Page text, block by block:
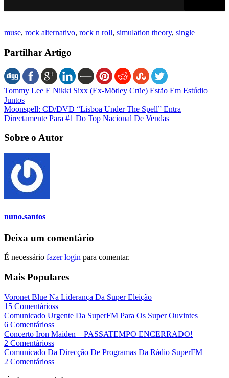
|
muse, rock alternativo, rock n roll, simulation theory, single
Partilhar Artigo
Tommy Lee E Nikki Sixx (Ex-Mötley Crüe) Estão Em Estúdio
Juntos
Moonspell: CD/DVD “Lisboa Under The Spell” Entra
Directamente Para #1 Do Top Nacional De Vendas
Sobre o Autor
nuno.santos
Deixa um comentário
É necessário fazer login para comentar.
Mais Populares
Voronet Blue Na Liderança Da Super Eleição
15 Comentárioss
Comunicado Urgente Da SuperFM Para Os Super Ouvintes
6 Comentárioss
Concerto Iron Maiden – PASSATEMPO ENCERRADO!
2 Comentárioss
Comunicado Da Direcção De Programas Da Rádio SuperFM
2 Comentárioss